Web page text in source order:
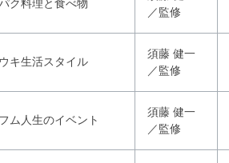
ク料理と食べ物
／監修
キ生活スタイル
須藤 健一
／監修
ム人生のイベント
須藤 健一
／監修